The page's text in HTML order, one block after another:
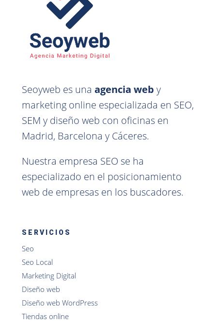
Seoyweb es una agencia web y
marketing online especializada en SEO,
SEM y diseño web con oficinas en
Madrid, Barcelona y Cáceres.
Nuestra empresa SEO se ha
especializado en el posicionamiento
web de empresas en los buscadores.
SERVICIOS
Seo
Seo Local
Marketing Digital
Diseño web
Diseño web WordPress
Tiendas online